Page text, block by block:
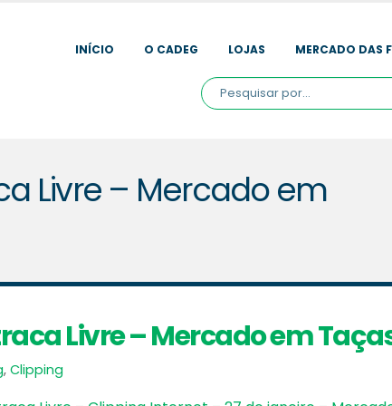
INÍCIO O CADEG LOJAS MERCADO DAS
Livre – Mercado em
Livre – Mercado em
,Clipping